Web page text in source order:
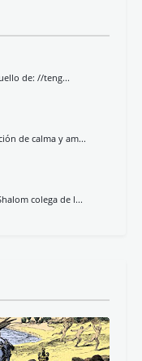
de: //teng...
de calma y am...
colega de l...